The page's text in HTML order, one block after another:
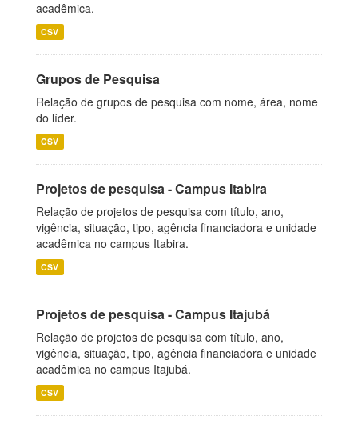
acadêmica.
CSV
Grupos de Pesquisa
Relação de grupos de pesquisa com nome, área, nome
do líder.
CSV
Projetos de pesquisa - Campus Itabira
Relação de projetos de pesquisa com título, ano,
vigência, situação, tipo, agência financiadora e unidade
acadêmica no campus Itabira.
CSV
Projetos de pesquisa - Campus Itajubá
Relação de projetos de pesquisa com título, ano,
vigência, situação, tipo, agência financiadora e unidade
acadêmica no campus Itajubá.
CSV